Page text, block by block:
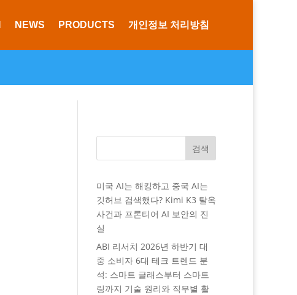
NEWS PRODUCTS 개인정보 처리방침
검색
미국 AI는 해킹하고 중국 AI는
깃허브 검색했다? Kimi K3 탈옥
사건과 프론티어 AI 보안의 진
실
ABI 리서치 2026년 하반기 대
중 소비자 6대 테크 트렌드 분
석: 스마트 글래스부터 스마트
링까지 기술 원리와 직무별 활